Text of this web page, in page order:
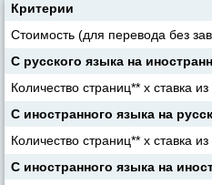
Критерии
Стоимость (для перевода без
С русского языка на
Количество страниц** х ставка
С иностранного языка на
Количество страниц** х ставка
С иностранного языка на